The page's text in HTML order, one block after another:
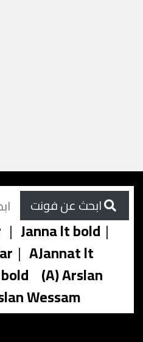
| Janna lt bold |
| AJannat lt
(A) Arslan
Wessam